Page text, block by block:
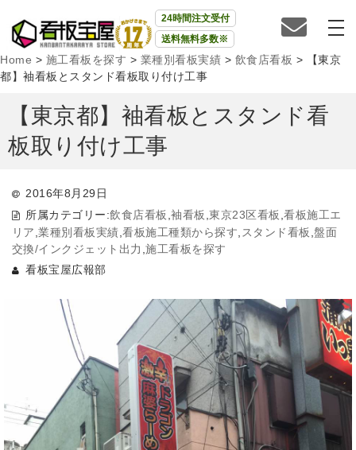
24時間注文受付
送料無料多数※
Home > 施工看板を探す > 業種別看板実績 > 飲食店看板 >
【東京
都】袖看板とスタンド看板取り付け工事
【東京都】袖看板とスタンド看
板取り付け工事
2016年8月29日
所属カテゴリー:飲食店看板 ,袖看板 ,東京23区看板 ,看板施工エ
リア ,業種別看板実績 ,看板施工種類から探す スタンド看板 ,盤面
交換/インクジェット出力 ,施工看板を探す
看板宝屋広報部